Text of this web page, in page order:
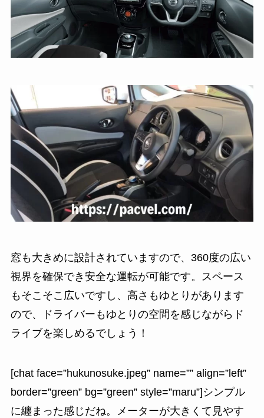
窓も大きめに設計されていますので、 360度の広い
視界を確保でき安全な運転が可能です。スペース
もそこそこ広いですし、高さもゆとりがあります
ので、ドライバーもゆとりの空間を感じながらド
ライブを楽しめるでしょう！
[chat face=”hukunosuke.jpeg” name=”” align=”left”
border=”green” bg=”green” style=”maru”]シンプル
に纏まった感じだね。メーターが大きくて見やす